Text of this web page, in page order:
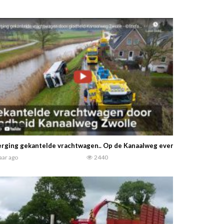
gekantelde vrachtwagen.. Op de Kanaalweg even buiten
ago 2440